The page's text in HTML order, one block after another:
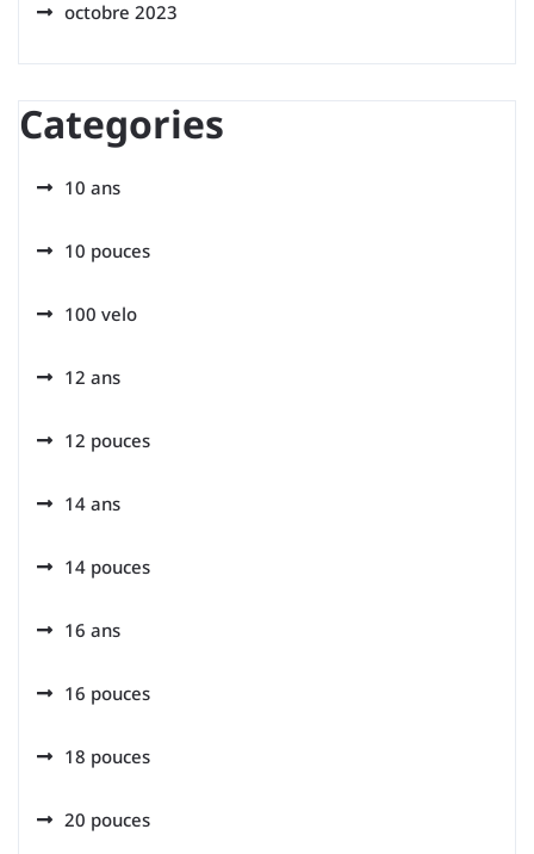
octobre 2023
Categories
10 ans
10 pouces
100 velo
12 ans
12 pouces
14 ans
14 pouces
16 ans
16 pouces
18 pouces
20 pouces